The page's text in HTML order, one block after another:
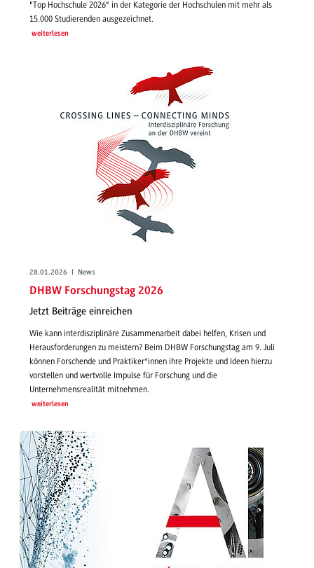
"Top Hochschule 2026" in der Kategorie der Hochschulen mit mehr als
15.000 Studierenden ausgezeichnet.
weiterlesen
28.01.2026 | News
DHBW Forschungstag 2026
Jetzt Beiträge einreichen
Wie kann interdisziplinäre Zusammenarbeit dabei helfen, Krisen und
Herausforderungen zu meistern? Beim DHBW Forschungstag am 9. Juli
können Forschende und Praktiker*innen ihre Projekte und Ideen hierzu
vorstellen und wertvolle Impulse für Forschung und die
Unternehmensrealität mitnehmen.
weiterlesen